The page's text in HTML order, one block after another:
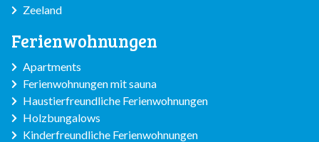
Zeeland
Ferienwohnungen
Apartments
Ferienwohnungen mit sauna
Haustierfreundliche Ferienwohnungen
Holzbungalows
Kinderfreundliche Ferienwohnungen